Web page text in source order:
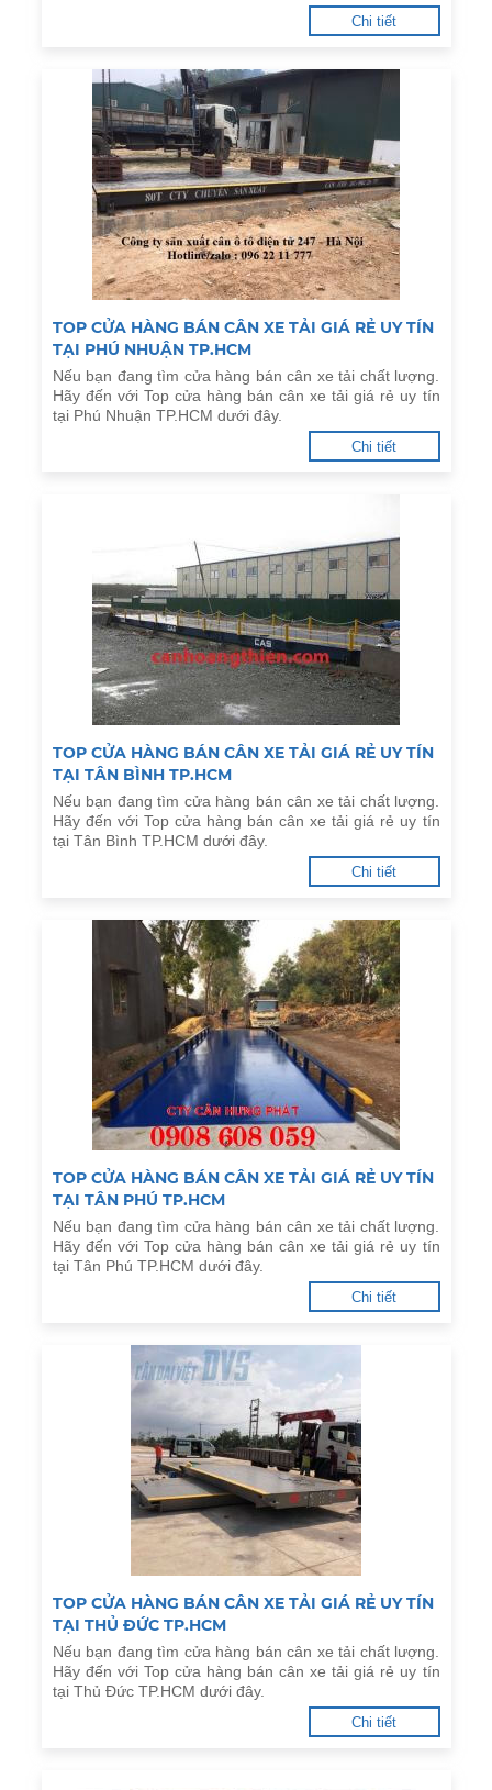
Chi tiết
TOP CỬA HÀNG BÁN CÂN XE TẢI GIÁ RẺ UY TÍN
TẠI PHÚ NHUẬN TP.HCM
Nếu bạn đang tìm cửa hàng bán cân xe tải chất lượng.
Hãy đến với Top cửa hàng bán cân xe tải giá rẻ uy tín
tại Phú Nhuận TP.HCM dưới đây.
Chi tiết
TOP CỬA HÀNG BÁN CÂN XE TẢI GIÁ RẺ UY TÍN
TẠI TÂN BÌNH TP.HCM
Nếu bạn đang tìm cửa hàng bán cân xe tải chất lượng.
Hãy đến với Top cửa hàng bán cân xe tải giá rẻ uy tín
tại Tân Bình TP.HCM dưới đây.
Chi tiết
TOP CỬA HÀNG BÁN CÂN XE TẢI GIÁ RẺ UY TÍN
TẠI TÂN PHÚ TP.HCM
Nếu bạn đang tìm cửa hàng bán cân xe tải chất lượng.
Hãy đến với Top cửa hàng bán cân xe tải giá rẻ uy tín
tại Tân Phú TP.HCM dưới đây.
Chi tiết
TOP CỬA HÀNG BÁN CÂN XE TẢI GIÁ RẺ UY TÍN
TẠI THỦ ĐỨC TP.HCM
Nếu bạn đang tìm cửa hàng bán cân xe tải chất lượng.
Hãy đến với Top cửa hàng bán cân xe tải giá rẻ uy tín
tại Thủ Đức TP.HCM dưới đây.
Chi tiết